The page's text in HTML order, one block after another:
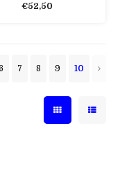
€52,50
7 8 9 10